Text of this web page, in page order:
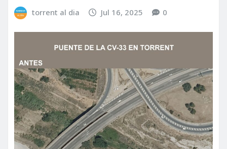
torrent al dia Jul 16, 2025 0